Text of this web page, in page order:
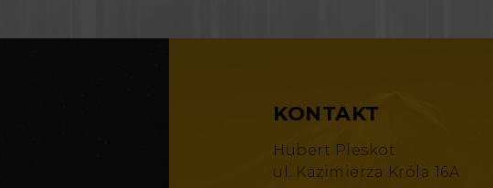
KONTAKT
Hubert Pleskot
ul. Kazimierza Króla 16A